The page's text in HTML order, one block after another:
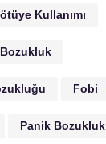
Kullanımı
Fobi
Panik Bozukluk